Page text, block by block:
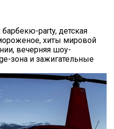
party, детская
хиты мировой
вечерняя шоу-
зона и зажигательные